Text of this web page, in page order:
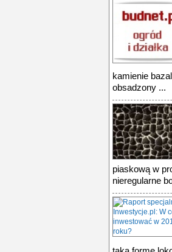
kamienie
obsadzony ...
piaskową w
nieregularne